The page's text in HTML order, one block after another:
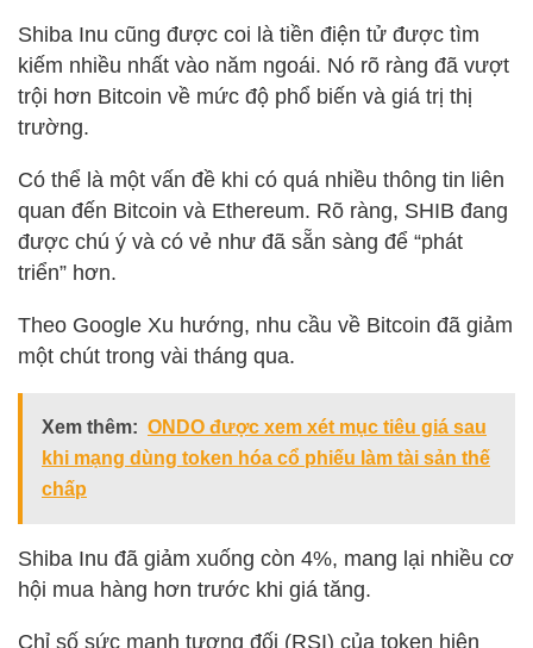
Shiba Inu cũng được coi là tiền điện tử được tìm
kiếm nhiều nhất vào năm ngoái. Nó rõ ràng đã vượt
trội hơn Bitcoin về mức độ phổ biến và giá trị thị
trường.
Có thể là một vấn đề khi có quá nhiều thông tin liên
quan đến Bitcoin và Ethereum. Rõ ràng, SHIB đang
được chú ý và có vẻ như đã sẵn sàng để “phát
triển” hơn.
Theo Google Xu hướng, nhu cầu về Bitcoin đã giảm
một chút trong vài tháng qua.
Xem thêm: ONDO được xem xét mục tiêu giá sau
khi mạng dùng token hóa cổ phiếu làm tài sản thế
chấp
Shiba Inu đã giảm xuống còn 4%, mang lại nhiều cơ
hội mua hàng hơn trước khi giá tăng.
Chỉ số sức mạnh tương đối (RSI) của token hiện